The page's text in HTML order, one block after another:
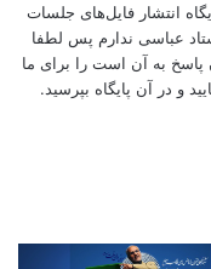
انتشار فایل‌های جلسات
عباسی ندارم پس لطفا
به آن است را برای ما
و در آن پایگاه بپرسید.